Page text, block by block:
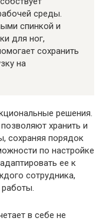
среды.
спинкой и
для ног,
сохранить
на
решения.
хранить и
сохраняя порядок
по настройке
ее к
сотрудника,
в себе не